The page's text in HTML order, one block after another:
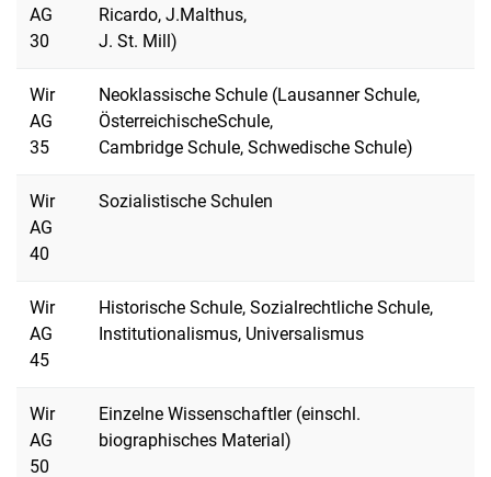
AG
30
Ricardo, J.Malthus,
J. St. Mill)
Wir
AG
35
Neoklassische Schule (Lausanner Schule,
ÖsterreichischeSchule,
Cambridge Schule, Schwedische Schule)
Wir
AG
40
Sozialistische Schulen
Wir
AG
45
Historische Schule, Sozialrechtliche Schule,
Institutionalismus, Universalismus
Wir
AG
50
Einzelne Wissenschaftler (einschl.
biographisches Material)